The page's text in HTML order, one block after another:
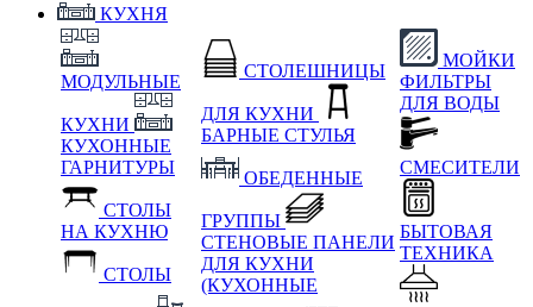
КУХНЯ
МОДУЛЬНЫЕ
КУХНИ
КУХОННЫЕ
ГАРНИТУРЫ
СТОЛЫ
НА КУХНЮ
СТОЛЫ
СТОЛЕШНИЦЫ
ДЛЯ КУХНИ
БАРНЫЕ СТУЛЬЯ
ОБЕДЕННЫЕ
ГРУППЫ
СТЕНОВЫЕ ПАНЕЛИ
ДЛЯ КУХНИ
(КУХОННЫЕ
МОЙКИ
ФИЛЬТРЫ
ДЛЯ ВОДЫ
СМЕСИТЕЛИ
БЫТОВАЯ
ТЕХНИКА